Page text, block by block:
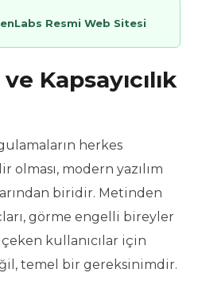
Resmi Web Sitesi
Kapsayıcılık
herkes
olması, modern yazılım
biridir. Metinden
görme engelli bireyler
kullanıcılar için
temel bir gereksinimdir.